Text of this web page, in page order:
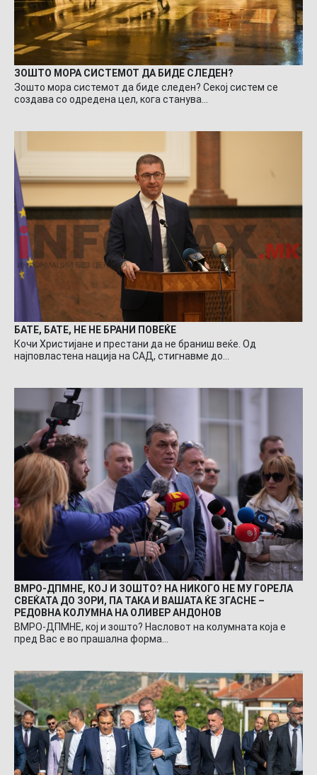
ЗОШТО МОРА СИСТЕМОТ ДА БИДЕ СЛЕДЕН?
Зошто мора системот да биде следен? Секој систем се
создава со одредена цел, кога станува…
БАТЕ, БАТЕ, НЕ НЕ БРАНИ ПОВЕЌЕ
Кочи Христијане и престани да не браниш веќе. Од
најповластена нација на САД, стигнавме до…
ВМРО-ДПМНЕ, КОЈ И ЗОШТО? НА НИКОГО НЕ МУ ГОРЕЛА
СВЕЌАТА ДО ЗОРИ, ПА ТАКА И ВАШАТА ЌЕ ЗГАСНЕ –
РЕДОВНА КОЛУМНА НА ОЛИВЕР АНДОНОВ
ВМРО-ДПМНЕ, кој и зошто? Насловот на колумната која е
пред Вас е во прашална форма…